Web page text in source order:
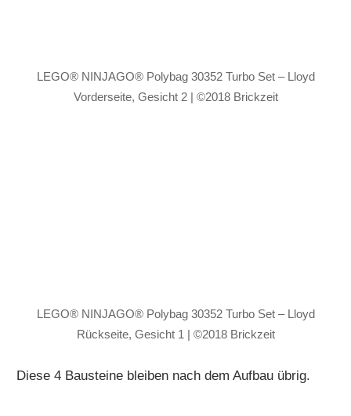
LEGO® NINJAGO® Polybag 30352 Turbo Set – Lloyd
Vorderseite, Gesicht 2 | ©2018 Brickzeit
LEGO® NINJAGO® Polybag 30352 Turbo Set – Lloyd
Rückseite, Gesicht 1 | ©2018 Brickzeit
Diese 4 Bausteine bleiben nach dem Aufbau übrig.